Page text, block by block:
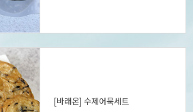
[바래온] 수제어묵세트